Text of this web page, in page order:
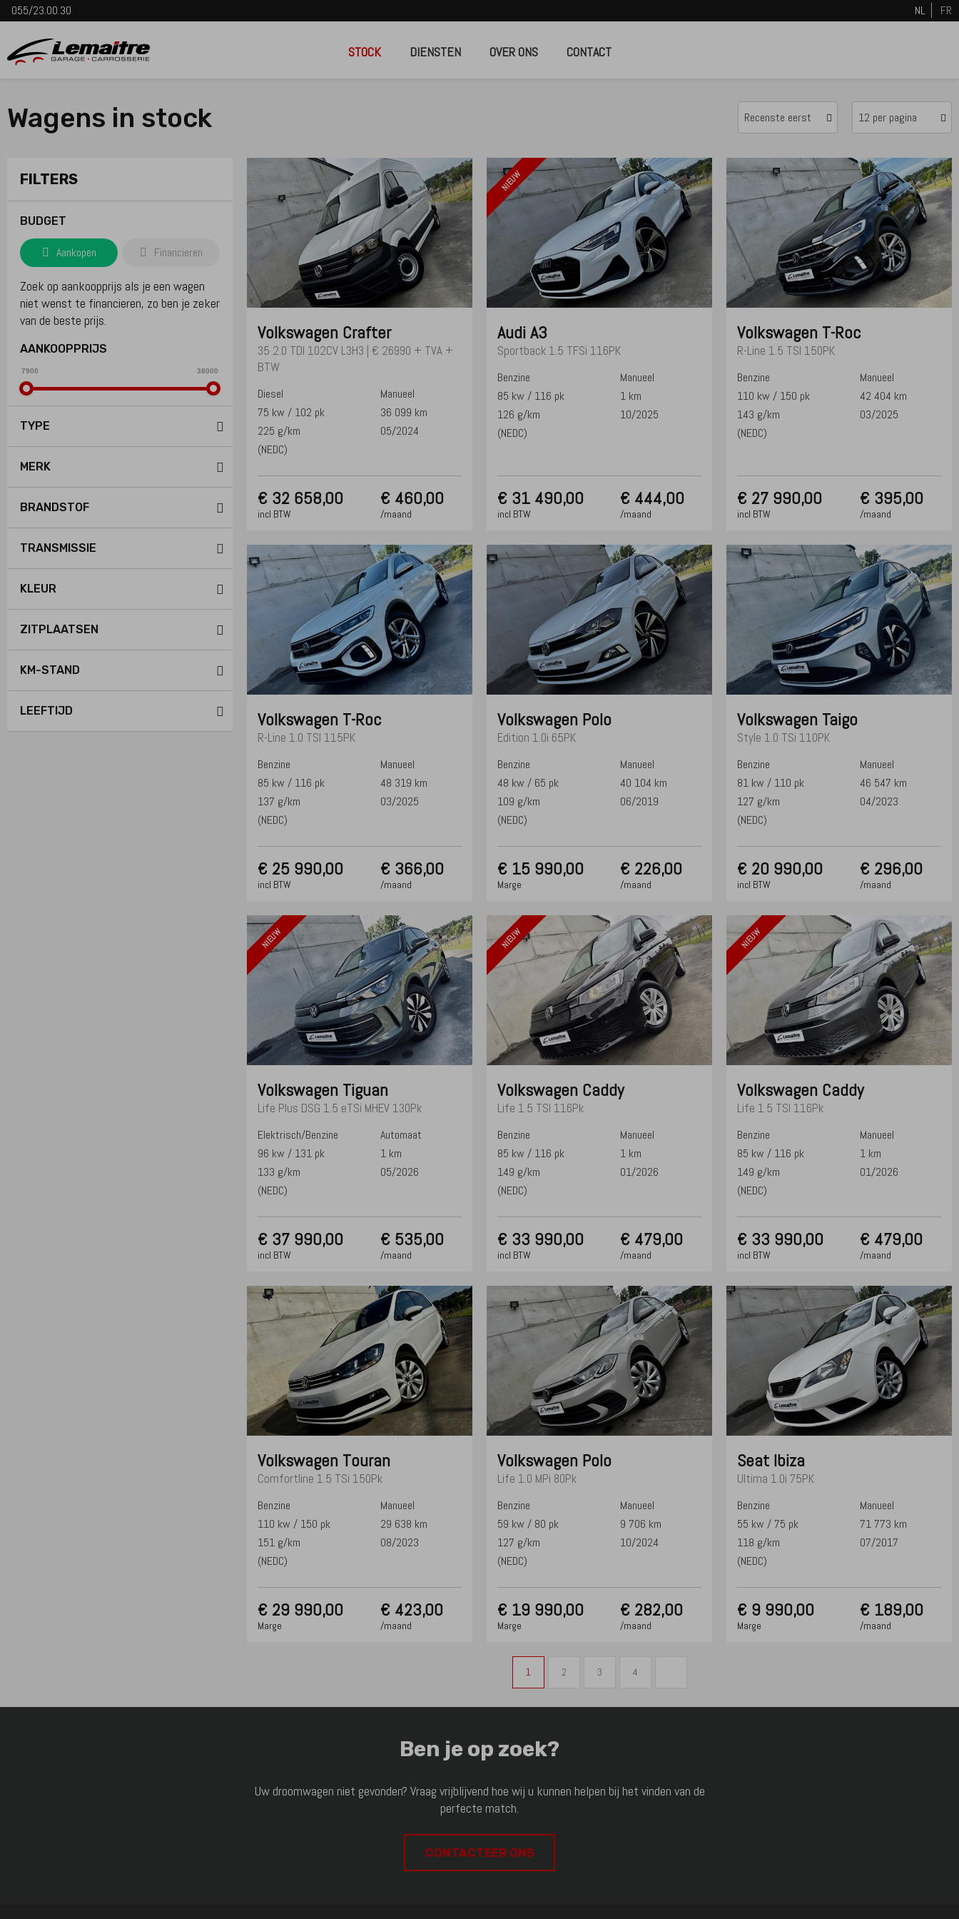
055/23.00.30 NL FR
STOCK DIENSTEN OVER ONS CONTACT
Wagens in stock Recenste eerst 12 per pagina
FILTERS
BUDGET
Aankopen Financieren
Zoek op aankoopprijs als je een wagen
niet wenst te financieren, zo ben je zeker
van de beste prijs.
AANKOOPPRIJS
Price
min:
max:
TYPE
MERK
BRANDSTOF
TRANSMISSIE
KLEUR
ZITPLAATSEN
KM-STAND
LEEFTIJD
Volkswagen Crafter
35 2.0 TDI 102CV L3H3 | € 26990 + TVA +
BTW
Diesel
Manueel
75 kw / 102 pk
36 099 km
225 g/km
(NEDC)
05/2024
€ 32 658,00
incl BTW
€ 460,00
/maand
NIEUW
Audi A3
Sportback 1.5 TFSi 116PK
Benzine
Manueel
85 kw / 116 pk
1 km
126 g/km
(NEDC)
10/2025
€ 31 490,00
incl BTW
€ 444,00
/maand
Volkswagen T-Roc
R-Line 1.5 TSI 150PK
Benzine
Manueel
110 kw / 150 pk
42 404 km
143 g/km
(NEDC)
03/2025
€ 27 990,00
incl BTW
€ 395,00
/maand
Volkswagen T-Roc
R-Line 1.0 TSI 115PK
Benzine
Manueel
85 kw / 116 pk
48 319 km
137 g/km
(NEDC)
03/2025
€ 25 990,00
incl BTW
€ 366,00
/maand
Volkswagen Polo
Edition 1.0i 65PK
Benzine
Manueel
48 kw / 65 pk
40 104 km
109 g/km
(NEDC)
06/2019
€ 15 990,00
Marge
€ 226,00
/maand
Volkswagen Taigo
Style 1.0 TSi 110PK
Benzine
Manueel
81 kw / 110 pk
46 547 km
127 g/km
(NEDC)
04/2023
€ 20 990,00
incl BTW
€ 296,00
/maand
NIEUW
Volkswagen Tiguan
Life Plus DSG 1.5 eTSi MHEV 130Pk
Elektrisch/Benzine
Automaat
96 kw / 131 pk
1 km
133 g/km
(NEDC)
05/2026
€ 37 990,00
incl BTW
€ 535,00
/maand
NIEUW
Volkswagen Caddy
Life 1.5 TSI 116Pk
Benzine
Manueel
85 kw / 116 pk
1 km
149 g/km
(NEDC)
01/2026
€ 33 990,00
incl BTW
€ 479,00
/maand
NIEUW
Volkswagen Caddy
Life 1.5 TSI 116Pk
Benzine
Manueel
85 kw / 116 pk
1 km
149 g/km
(NEDC)
01/2026
€ 33 990,00
incl BTW
€ 479,00
/maand
Volkswagen Touran
Comfortline 1.5 TSi 150Pk
Benzine
Manueel
110 kw / 150 pk
29 638 km
151 g/km
(NEDC)
08/2023
€ 29 990,00
Marge
€ 423,00
/maand
Volkswagen Polo
Life 1.0 MPi 80Pk
Benzine
Manueel
59 kw / 80 pk
9 706 km
127 g/km
(NEDC)
10/2024
€ 19 990,00
Marge
€ 282,00
/maand
SeatIbiza
Ultima 1.0i 75PK
Benzine
Manueel
55 kw / 75 pk
71 773 km
118 g/km
(NEDC)
07/2017
€ 9 990,00
Marge
€ 189,00
/maand
1 2 3 4
Ben je op zoek?
Uw droomwagen niet gevonden? Vraag vrijblijvend hoe wij u kunnen helpen bij het vinden van de
perfecte match.
CONTACTEER ONS